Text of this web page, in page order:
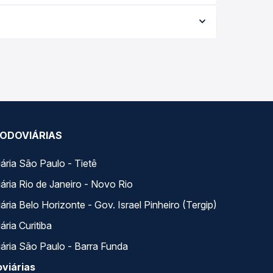
melhor oferta para o seu roteiro.
São Paulo - Tietê
Rio de Janeiro - Novo Rio
Belo Horizonte - Gov. Israel Pinheiro (Tergip)
Curitiba
São Paulo - Barra Funda